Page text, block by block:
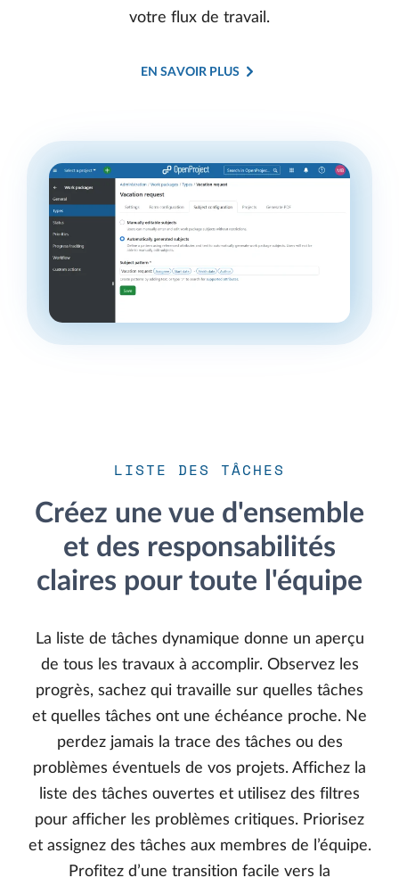
votre flux de travail.
EN SAVOIR PLUS
LISTE DES TÂCHES
Créez une vue d'ensemble
et des responsabilités
claires pour toute l'équipe
La liste de tâches dynamique donne un aperçu
de tous les travaux à accomplir. Observez les
progrès, sachez qui travaille sur quelles tâches
et quelles tâches ont une échéance proche. Ne
perdez jamais la trace des tâches ou des
problèmes éventuels de vos projets. Affichez la
liste des tâches ouvertes et utilisez des filtres
pour afficher les problèmes critiques. Priorisez
et assignez des tâches aux membres de l’équipe.
Profitez d’une transition facile vers la